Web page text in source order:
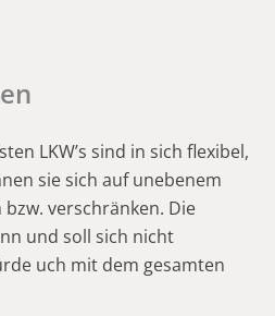
LKW’s sind in sich flexibel,
sie sich auf unebenem
verschränken. Die
und soll sich nicht
uch mit dem gesamten